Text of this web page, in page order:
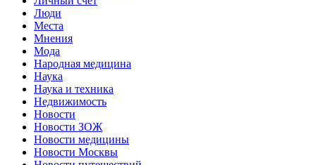
Люди
Места
Мнения
Мода
Народная медицина
Наука
Наука и техника
Недвижимость
Новости
Новости ЗОЖ
Новости медицины
Новости Москвы